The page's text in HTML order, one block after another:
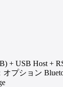
+ USB Host +
オプション